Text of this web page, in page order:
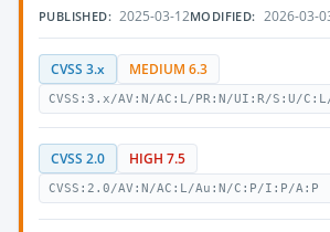
PUBLISHED: 2025-03-12MODIFIED: 2026-03-
CVSS 3.x MEDIUM 6.3
CVSS:3.x/AV:N/AC:L/PR:N/UI:R/S:U/
CVSS 2.0 HIGH 7.5
CVSS:2.0/AV:N/AC:L/Au:N/C:P/I:P/A:P